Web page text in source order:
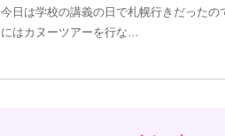
今日は学校の講義の日で札幌行きだった
にはカヌーツアーを行な…